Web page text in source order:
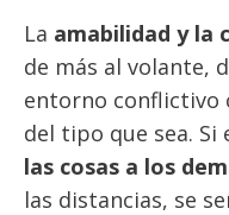
La amabilidad y la
de más al volante,
entorno conflictivo
del tipo que sea. Si
las cosas a los
las distancias, se